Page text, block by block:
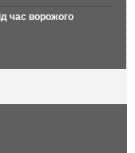
час ворожого